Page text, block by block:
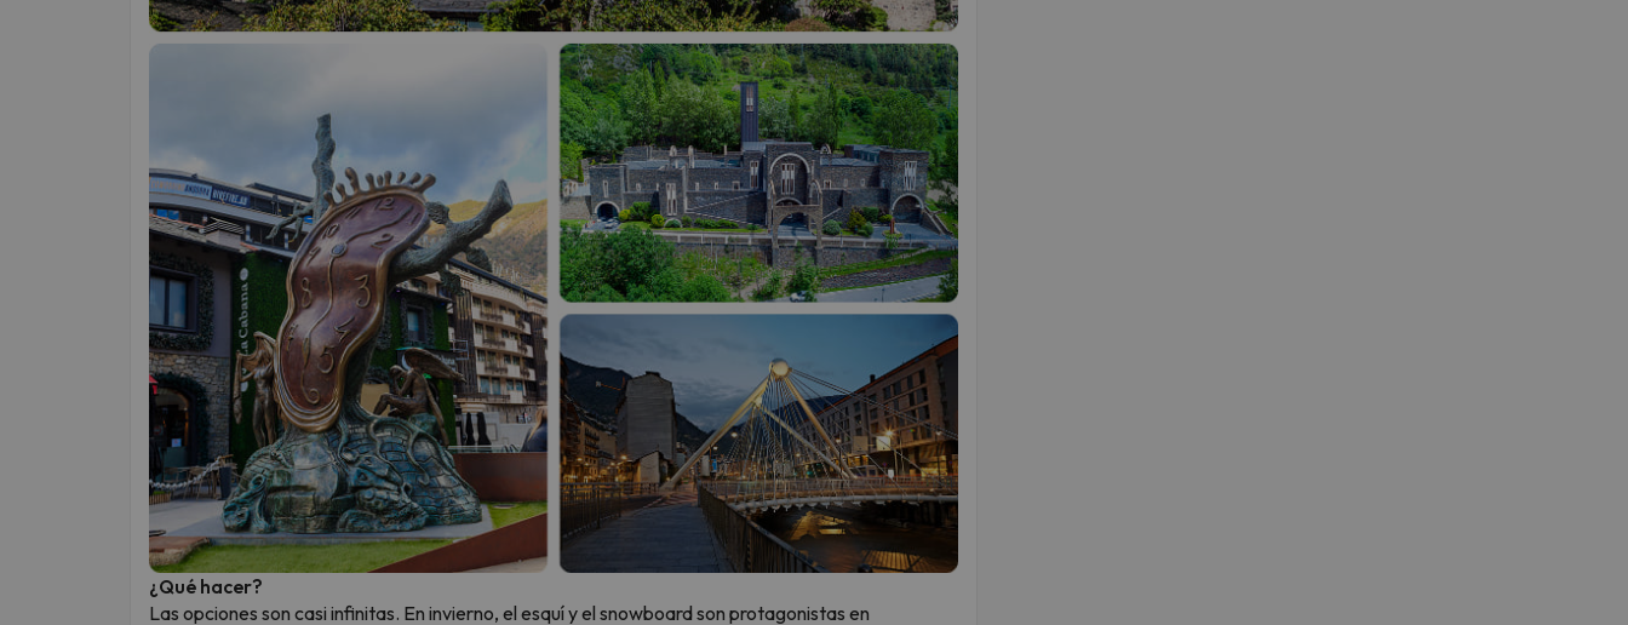
¿Qué hacer?
Las opciones son casi infinitas. En invierno, el esquí y el snowboard son protagonistas en